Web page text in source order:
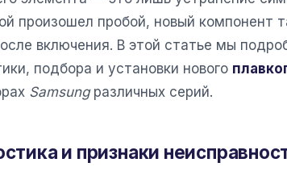
произошел пробой, новый компонент
включения. В этой статье мы
подбора и установки нового
Samsungразличных серий.
и признаки